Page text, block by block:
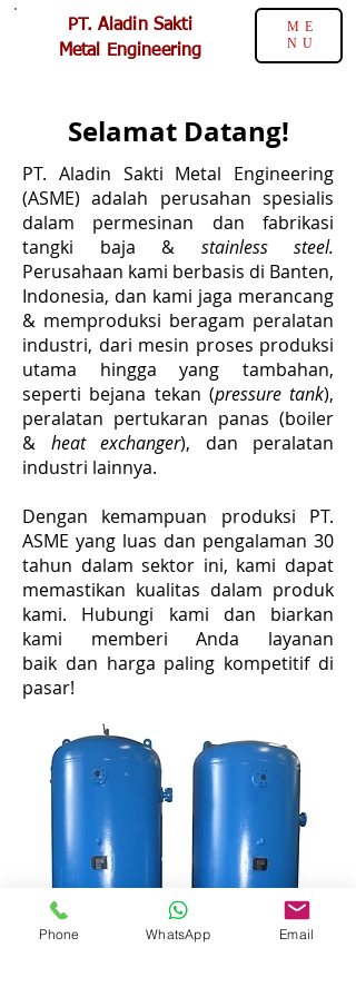
PT. Aladin Sakti
Metal Engineering
ME
NU
Selamat Datang!
PT. Aladin Sakti Metal Engineering
(ASME) adalah perusahan spesialis
dalam permesinan dan fabrikasi
tangki baja & stainless steel.
Perusahaan kami berbasis di Banten,
Indonesia, dan kami jaga merancang
& memproduksi beragam peralatan
industri, dari mesin proses produksi
utama hingga yang tambahan,
seperti bejana tekan (pressure tank),
peralatan pertukaran panas (boiler
& heat exchanger), dan peralatan
industri lainnya.
Dengan kemampuan produksi PT.
ASME yang luas dan pengalaman 30
tahun dalam sektor ini, kami dapat
memastikan kualitas dalam produk
kami. Hubungi kami dan biarkan
kami memberi Anda layanan
baik dan harga paling kompetitif di
pasar!
Phone WhatsApp Email